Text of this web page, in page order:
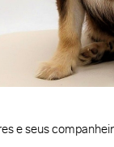
e seus